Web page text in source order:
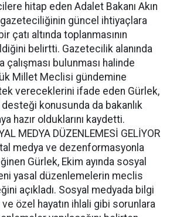
hitap eden Adalet Bakanı Akın
güncel ihtiyaçlara
çatı altında toplanmasının
belirtti. Gazetecilik alanında
çalışması bulunması halinde
Millet Meclisi gündemine
vereceklerini ifade eden Gürlek,
konusunda da bakanlık
hazır olduklarını kaydetti.
MEDYA DÜZENLEMESİ GELİYOR
medya ve dezenformasyonla
Gürlek, Ekim ayında sosyal
yasal düzenlemelerin meclis
açıkladı. Sosyal medyada bilgi
özel hayatın ihlali gibi sorunlara